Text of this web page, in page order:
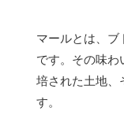
マールとは、ブ
です。その味わ
培された土地、
す。